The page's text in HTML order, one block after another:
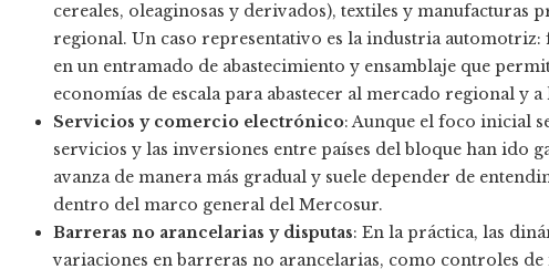
cereales, oleaginosas y derivados), textiles y manufacturas
regional. Un caso representativo es la industria
en un entramado de abastecimiento y ensamblaje que
economías de escala para abastecer al mercado regional y
Servicios y comercio electrónico: Aunque el foco inicial
servicios y las inversiones entre países del bloque han ido
avanza de manera más gradual y suele depender de
dentro del marco general del Mercosur.
Barreras no arancelarias y disputas: En la práctica, las
variaciones en barreras no arancelarias, como controles